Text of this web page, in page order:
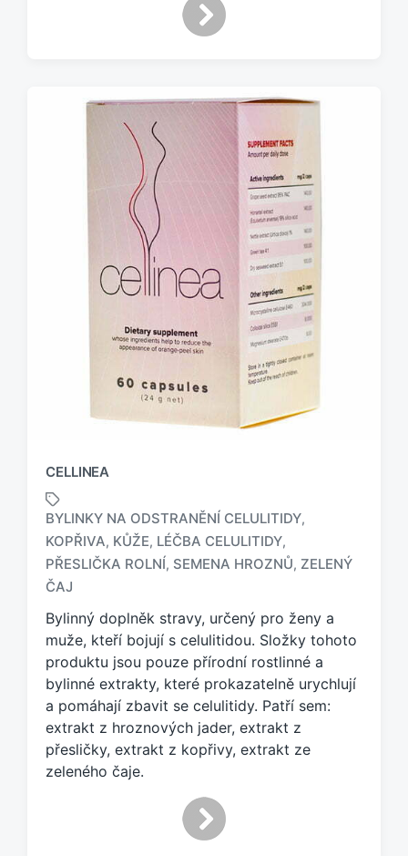
CELLINEA
z
n
a
e
n
o
t
a
g
e
BYLINKY NA ODSTRANĚNÍ CELULITIDY,
KOPŘIVA, KŮŽE, LÉČBA CELULITIDY,
PŘESLIČKA ROLNÍ, SEMENA HROZNŮ, ZELENÝ
ČAJ
Bylinný doplněk stravy, určený pro ženy a
muže, kteří bojují s celulitidou. Složky tohoto
produktu jsou pouze přírodní rostlinné a
bylinné extrakty, které prokazatelně urychlují
a pomáhají zbavit se celulitidy. Patří sem:
extrakt z hroznových jader, extrakt z
přesličky, extrakt z kopřivy, extrakt ze
zeleného čaje.